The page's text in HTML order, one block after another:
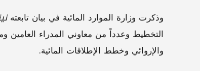
وذكرت وزارة الموارد المائية في بيان تابعته
التخطيط وعدداً من معاوني المدراء العامين
والإروائي وخطط الإطلاقات المائية.